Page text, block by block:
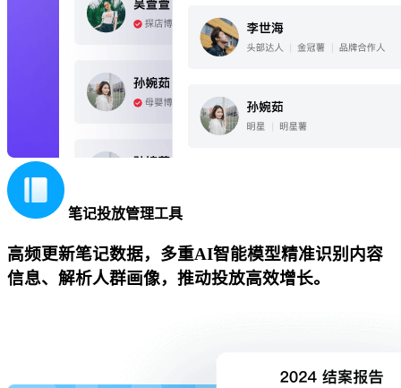
笔记投放管理工具
高频更新笔记数据，多重AI智能模型精准识别内容
信息、解析人群画像，推动投放高效增长。